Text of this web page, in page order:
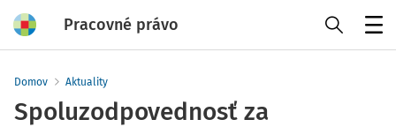
Pracovné právo
Domov Aktuality
Spoluzodpovednosť za